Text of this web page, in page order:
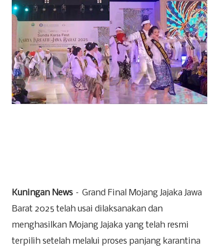
Kuningan News – Grand Final Mojang Jajaka Jawa
Barat 2025 telah usai dilaksanakan dan
menghasilkan Mojang Jajaka yang telah resmi
terpilih setelah melalui proses panjang karantina